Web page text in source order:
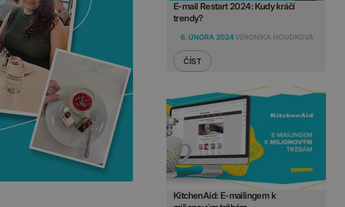
E-mail Restart 2024: Kudy kráčí
trendy?
6. ÚNORA 2024 VERONIKA HOUDKOVÁ
ČÍST
KitchenAid: E-mailingem k